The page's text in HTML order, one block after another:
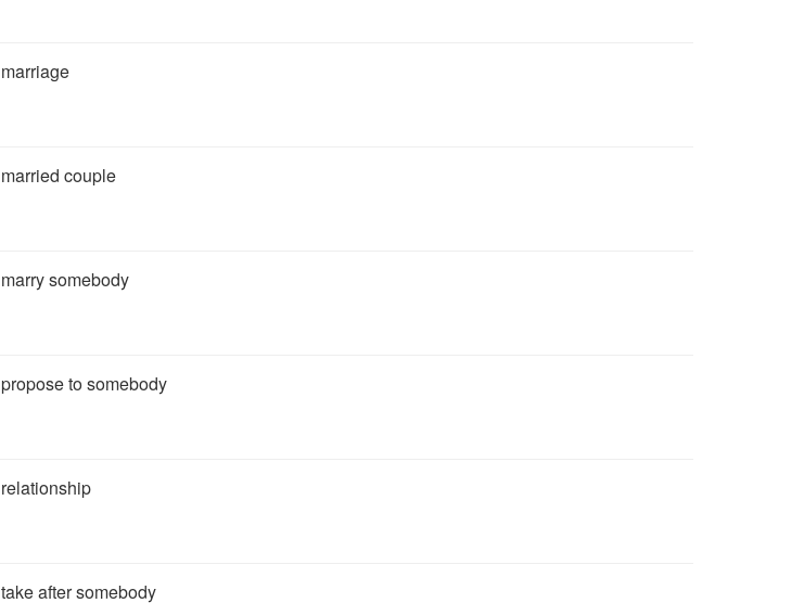
marriage
married couple
marry somebody
propose to somebody
relationship
take after somebody